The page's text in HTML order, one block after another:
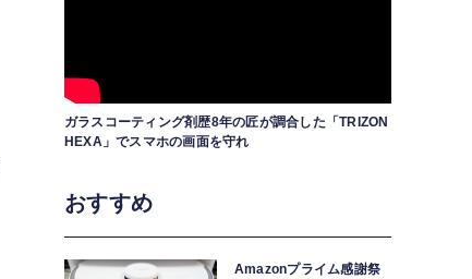
ガラスコーティング剤歴8年の匠が調合した「TRIZON
HEXA」でスマホの画面を守れ
おすすめ
Amazonプライム感謝祭